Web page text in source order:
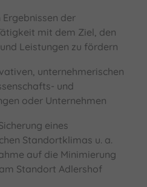
der
mit dem Ziel, den
Leistungen zu fördern
unternehmerischen
und
oder Unternehmen
eines
Standortklimas u. a.
auf die Minimierung
Standort Adlershof